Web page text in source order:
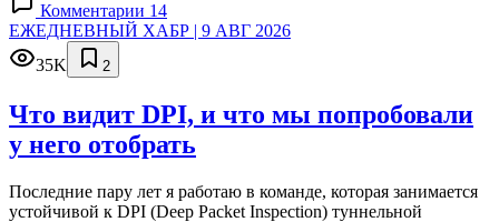
Комментарии 14
ЕЖЕДНЕВНЫЙ ХАБР | 9 АВГ 2026
35K
2
Что видит DPI, и что мы попробовали
у него отобрать
Последние пару лет я работаю в команде, которая занимается
устойчивой к DPI (Deep Packet Inspection) туннельной